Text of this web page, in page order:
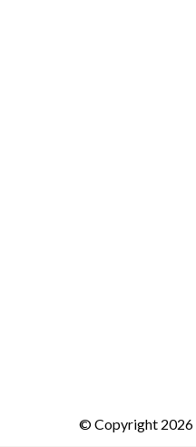
© Copyright 2026